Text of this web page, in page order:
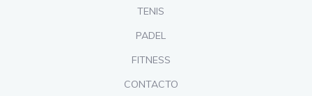
TENIS
PADEL
FITNESS
CONTACTO